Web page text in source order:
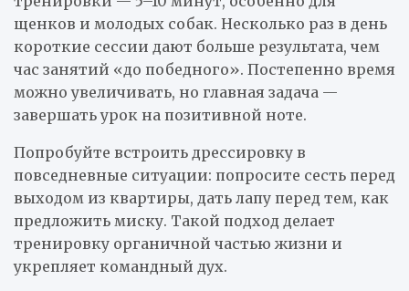
щенков и молодых собак. Несколько раз в день
короткие сессии дают больше результата, чем
час занятий «до победного». Постепенно время
можно увеличивать, но главная задача —
завершать урок на позитивной ноте.
Попробуйте встроить дрессировку в
повседневные ситуации: попросите сесть перед
выходом из квартиры, дать лапу перед тем, как
предложить миску. Такой подход делает
тренировку органичной частью жизни и
укрепляет командный дух.